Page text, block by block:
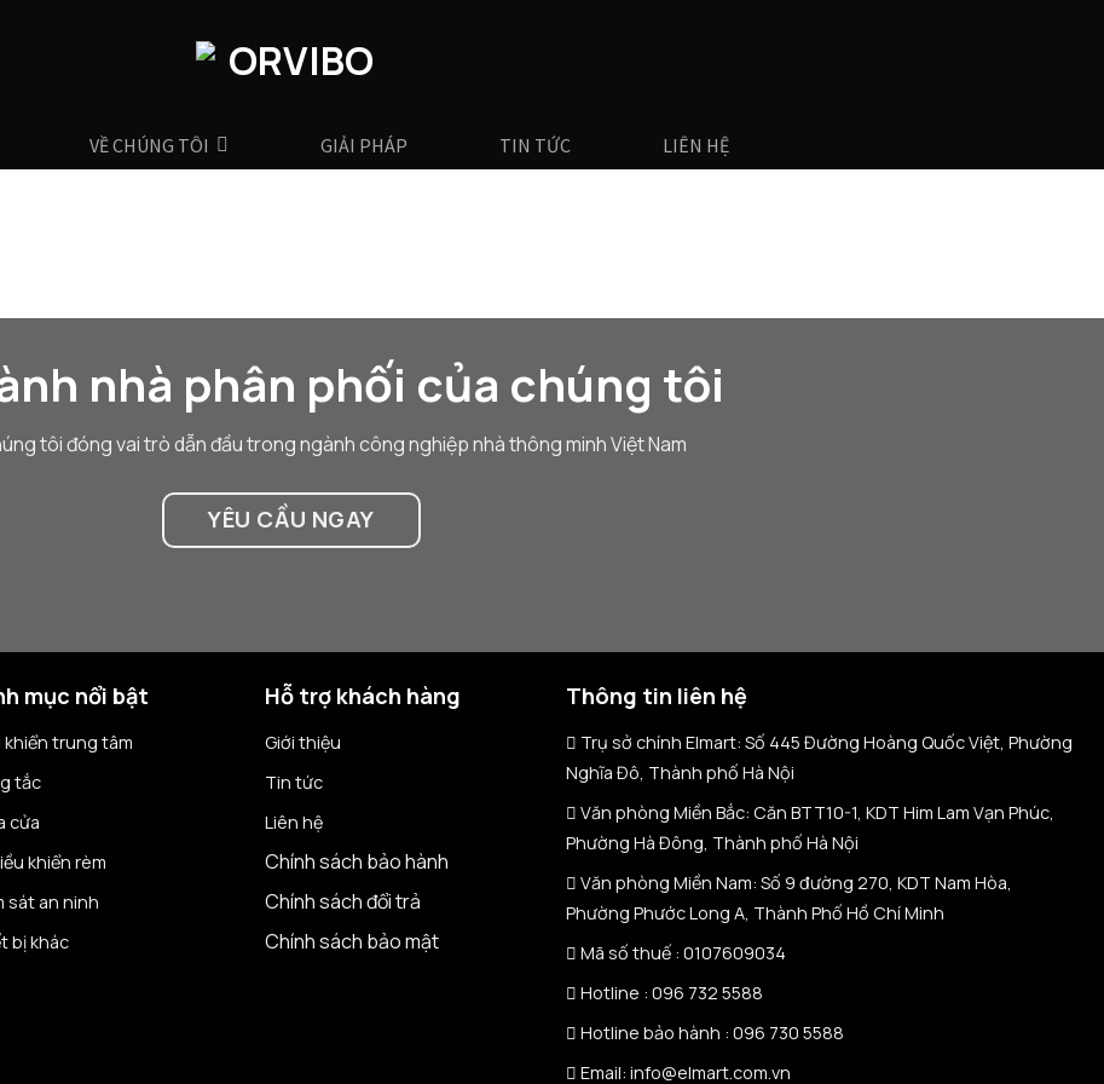
VỀ CHÚNG TÔI GIẢI PHÁP TIN TỨC LIÊN HỆ
nhà phân phối của chúng tôi
tôi đóng vai trò dẫn đầu trong ngành công nghiệp nhà thông minh Việt Nam
YÊU CẦU NGAY
mục nổi bật
khiển trung tâm
tắc
cửa
khiển rèm
sát an ninh
bị khác
Hỗ trợ khách hàng
Giới thiệu
Tin tức
Liên hệ
Chính sách bảo hành
Chính sách đổi trả
Chính sách bảo mật
Thông tin liên hệ
Trụ sở chính Elmart: Số 445 Đường Hoàng Quốc Việt, Phường
Nghĩa Đô, Thành phố Hà Nội
Văn phòng Miền Bắc: Căn BTT10-1, KDT Him Lam Vạn Phúc,
Phường Hà Đông, Thành phố Hà Nội
Văn phòng Miền Nam: Số 9 đường 270, KDT Nam Hòa,
Phường Phước Long A, Thành Phố Hồ Chí Minh
Mã số thuế : 0107609034
Hotline : 096 732 5588
Hotline bảo hành : 096 730 5588
Email: info@elmart.com.vn